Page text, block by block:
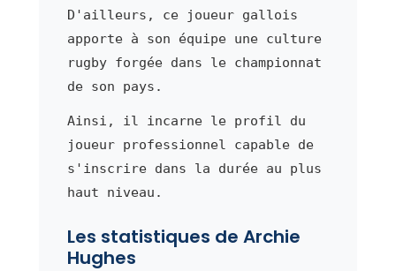
D'ailleurs, ce joueur gallois
apporte à son équipe une culture
rugby forgée dans le championnat
de son pays.
Ainsi, il incarne le profil du
joueur professionnel capable de
s'inscrire dans la durée au plus
haut niveau.
Les statistiques de Archie
Hughes